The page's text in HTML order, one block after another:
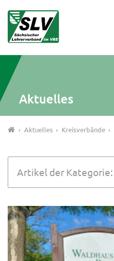
Aktuelles
Aktuelles Kreisverbände
Artikel der Kategorie: